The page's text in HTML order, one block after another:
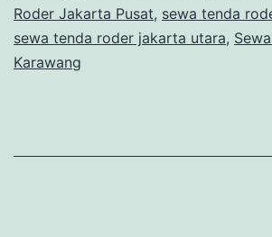
Roder Jakarta Pusat, sewa tenda
sewa tenda roder jakarta utara,
Karawang